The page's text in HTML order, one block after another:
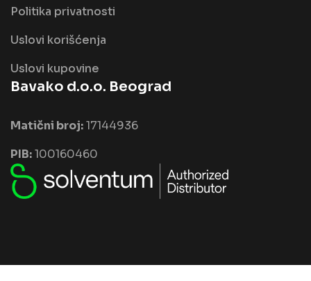
Politika privatnosti
Uslovi korišćenja
Uslovi kupovine
Bavako d.o.o. Beograd
Matični broj:17144936
PIB:100160460